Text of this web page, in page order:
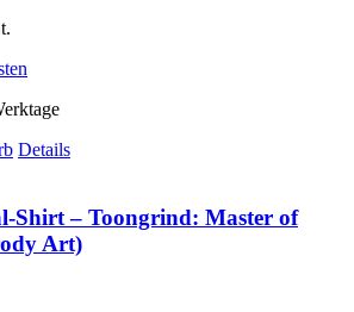
Details
Shirt – Toongrind: Master of
Art)